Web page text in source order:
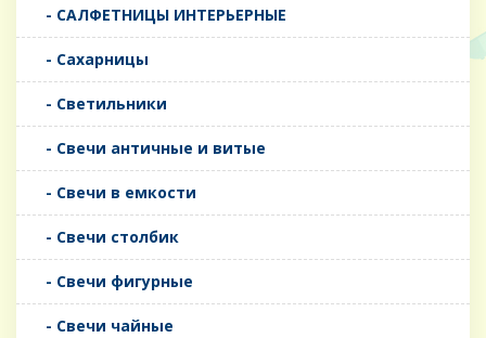
- САЛФЕТНИЦЫ ИНТЕРЬЕРНЫЕ
- Сахарницы
- Светильники
- Свечи античные и витые
- Свечи в емкости
- Свечи столбик
- Свечи фигурные
- Свечи чайные